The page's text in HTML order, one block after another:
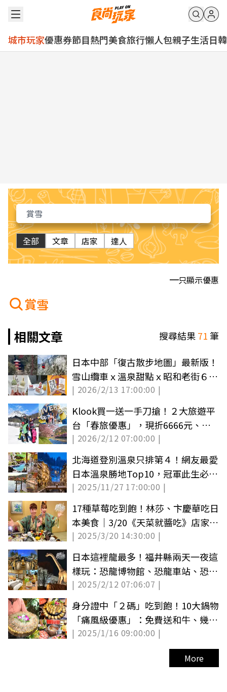
城市玩家優惠券節目熱門美食旅行懶人包親子生活日韓
全部 文章 店家 達人
只顯示優惠
賞雪
相關文章
搜尋結果71筆
日本中部「復古散步地圖」最新版！
雪山纜車ｘ溫泉甜點ｘ昭和老街６玩
法
| 2026/2/13 17:00:00 |
Klook買一送一手刀搶！２大旅遊平
台「春旅優惠」，現折6666元、１
折門票
| 2026/2/12 07:00:00 |
北海道登別溫泉只排第４！網友最愛
日本溫泉勝地Top10，冠軍此生必
去、美食多
| 2025/11/27 17:00:00 |
17種草莓吃到飽！林莎、卞慶華吃日
本美食｜3/20《天菜就醬吃》店家資
訊
| 2025/3/20 14:30:00 |
日本這裡龍最多！福井縣兩天一夜這
樣玩：恐龍博物館、恐龍車站、恐龍
溫泉飯店
| 2025/2/12 07:06:07 |
身分證中「２碼」吃到飽！10大鍋物
「痛風級優惠」：免費送和牛、幾歲
送幾隻蝦
| 2025/1/16 09:00:00 |
More